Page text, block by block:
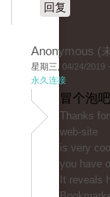
回复
Anonymous (
星期三, 04/24/2019
永久连接
冒个泡
Thanks
web-site
is very
you have
It reveals